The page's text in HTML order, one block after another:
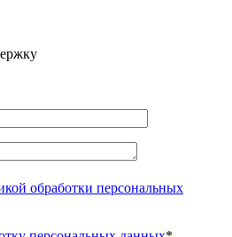
обработки персональных